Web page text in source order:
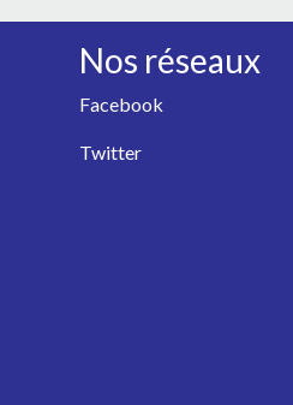
Nos réseaux
Facebook
Twitter